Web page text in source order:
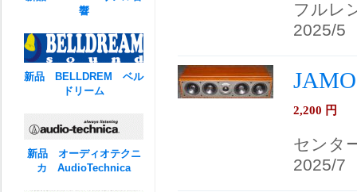
フルレ
2025/5
2,200 円
センタ
2025/7
響
新品 BELLDREM ベル
ドリーム
新品 オーディオテクニ
カ AudioTechnica